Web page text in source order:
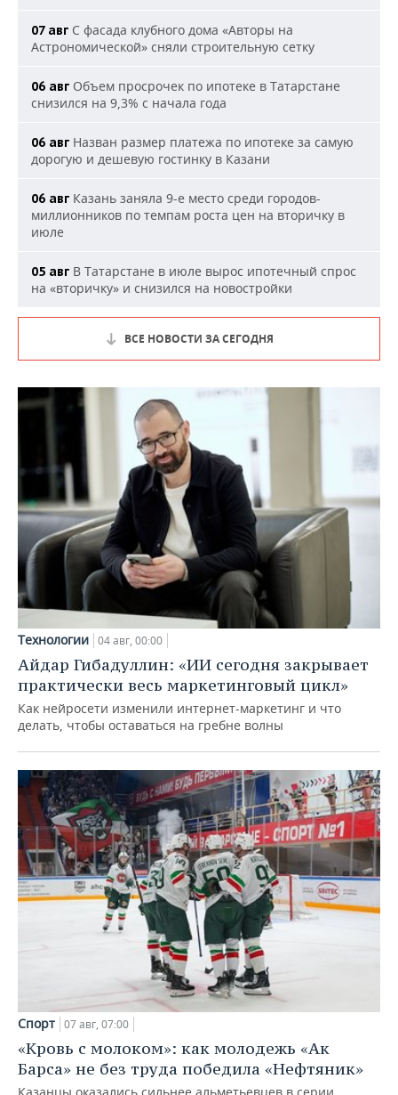
07 авг С фасада клубного дома «Авторы на
Астрономической» сняли строительную сетку
06 авг Объем просрочек по ипотеке в Татарстане
снизился на 9,3% с начала года
06 авг Назван размер платежа по ипотеке за самую
дорогую и дешевую гостинку в Казани
06 авг Казань заняла 9-е место среди городов-
миллионников по темпам роста цен на вторичку в
июле
05 авг В Татарстане в июле вырос ипотечный спрос
на «вторичку» и снизился на новостройки
ВСЕ НОВОСТИ ЗА СЕГОДНЯ
Технологии 04 авг, 00:00
Айдар Гибадуллин: «ИИ сегодня закрывает
практически весь маркетинговый цикл»
Как нейросети изменили интернет-маркетинг и что
делать, чтобы оставаться на гребне волны
Спорт 07 авг, 07:00
«Кровь с молоком»: как молодежь «Ак
Барса» не без труда победила «Нефтяник»